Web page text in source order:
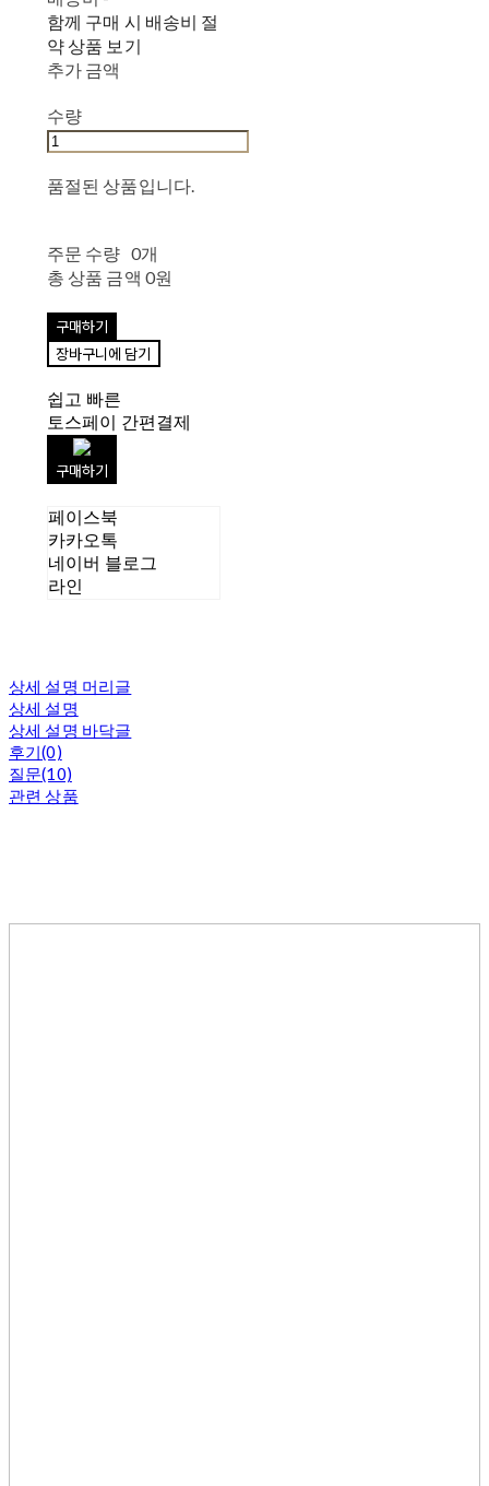
함께 구매 시 배송비 절
약 상품 보기
추가 금액
수량
품절된 상품입니다.
주문 수량 0개
총 상품 금액 0원
구매하기
장바구니에 담기
쉽고 빠른
토스페이 간편결제
구매하기
페이스북
카카오톡
네이버 블로그
라인
상세 설명 머리글
상세 설명
상세 설명 바닥글
후기(0)
질문(10)
관련 상품